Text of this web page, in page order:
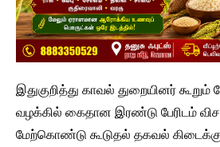
இதுகுறித்து காவல் துறையினர் கூறும்
வழக்கில் கைதான இரண்டு பேரிடம்
மேற்கொண்டு கூடுதல் தகவல்